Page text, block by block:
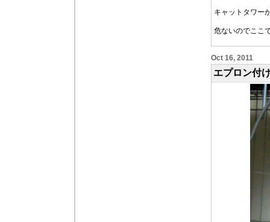
キャットタワー
危ないのでここ
Oct 16, 2011
エプロン付